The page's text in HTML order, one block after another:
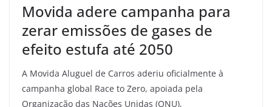
Movida adere campanha para
zerar emissões de gases de
efeito estufa até 2050
A Movida Aluguel de Carros aderiu oficialmente à
campanha global Race to Zero, apoiada pela
Organização das Nações Unidas (ONU),